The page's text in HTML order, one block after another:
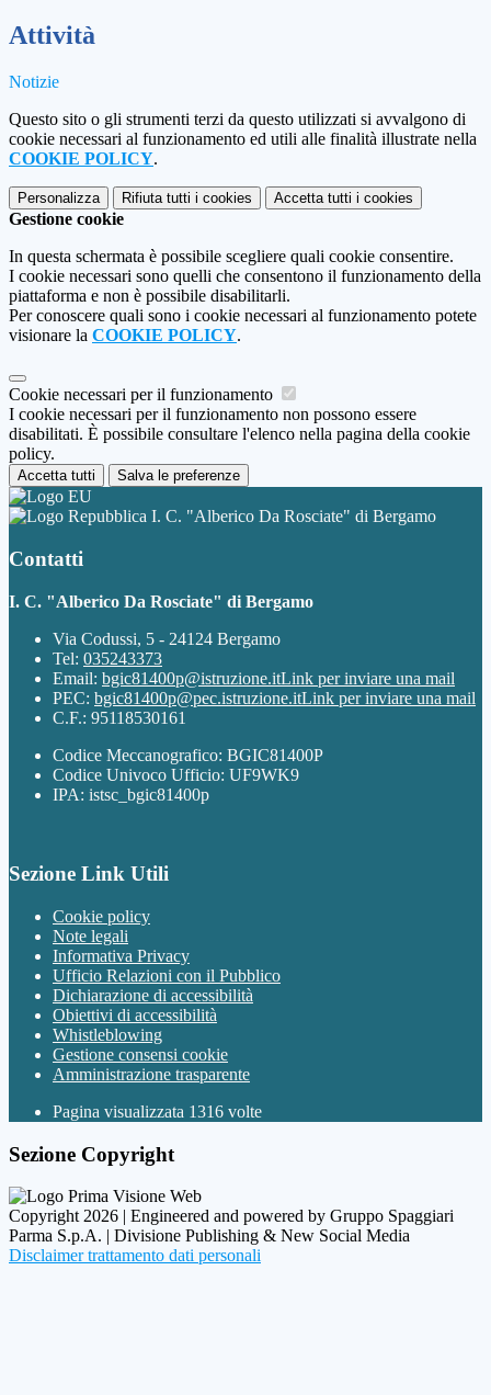
Attività
Notizie
Questo sito o gli strumenti terzi da questo utilizzati si avvalgono di
cookie necessari al funzionamento ed utili alle finalità illustrate nella
COOKIE POLICY.
Personalizza Rifiuta tutti i cookies Accetta tutti i cookies
Gestione cookie
In questa schermata è possibile scegliere quali cookie consentire.
I cookie necessari sono quelli che consentono il funzionamento della
piattaforma e non è possibile disabilitarli.
Per conoscere quali sono i cookie necessari al funzionamento potete
visionare la COOKIE POLICY.
Cookie necessari per il funzionamento
I cookie necessari per il funzionamento non possono essere
disabilitati. È possibile consultare l'elenco nella pagina della cookie
policy.
Accetta tutti Salva le preferenze
I. C. "Alberico Da Rosciate" di Bergamo
Contatti
I. C. "Alberico Da Rosciate" di Bergamo
Via Codussi, 5 - 24124 Bergamo
Tel: 035243373
Email: bgic81400p@istruzione.itLink per inviare una mail
PEC: bgic81400p@pec.istruzione.itLink per inviare una mail
C.F.: 95118530161
Codice Meccanografico: BGIC81400P
Codice Univoco Ufficio: UF9WK9
IPA: istsc_bgic81400p
Sezione Link Utili
Cookie policy
Note legali
Informativa Privacy
Ufficio Relazioni con il Pubblico
Dichiarazione di accessibilità
Obiettivi di accessibilità
Whistleblowing
Gestione consensi cookie
Amministrazione trasparente
Pagina visualizzata 1316 volte
Sezione Copyright
Copyright 2026 | Engineered and powered by Gruppo Spaggiari
Parma S.p.A. | Divisione Publishing & New Social Media
Disclaimer trattamento dati personali